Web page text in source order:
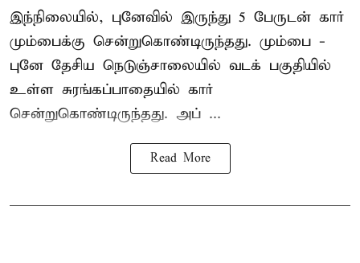
இந்நிலையில், புனேவில் இருந்து 5 பேருடன் கார்
மும்பைக்கு சென்றுகொண்டிருந்தது. மும்பை -
புனே தேசிய நெடுஞ்சாலையில் வடக் பகுதியில்
உள்ள சுரங்கப்பாதையில் கார்
சென்றுகொண்டிருந்தது. அப் ...
Read More